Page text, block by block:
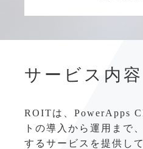
サービス内容
ROITは、PowerApps
トの導入から運用まで
するサービスを提供し